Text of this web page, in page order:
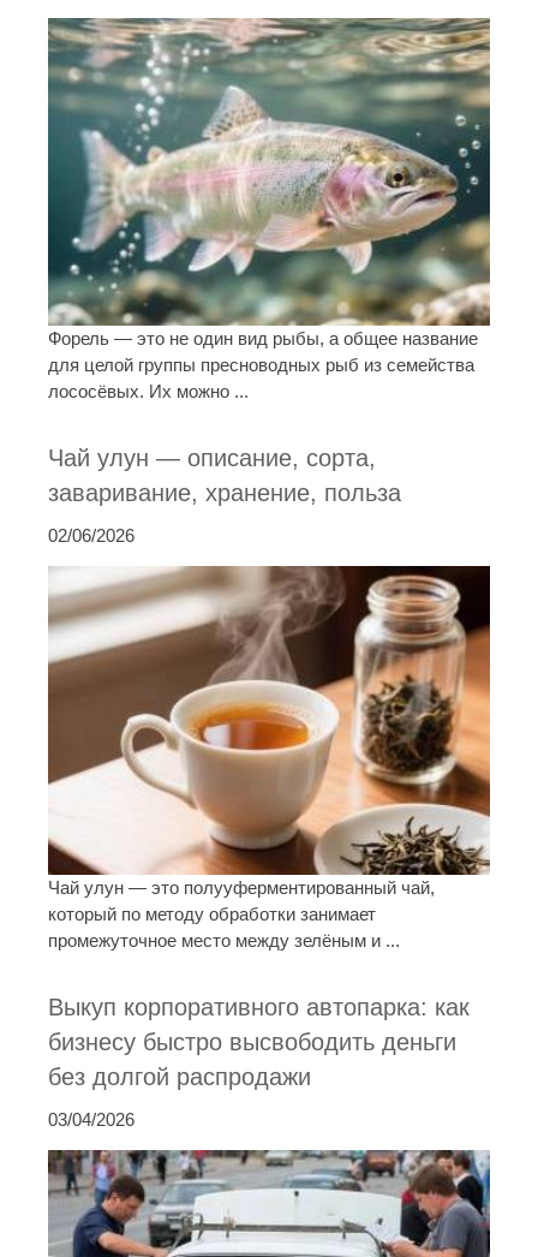
Форель — это не один вид рыбы, а общее название
для целой группы пресноводных рыб из семейства
лососёвых. Их можно ...
Чай улун — описание, сорта,
заваривание, хранение, польза
02/06/2026
Чай улун — это полууферментированный чай,
который по методу обработки занимает
промежуточное место между зелёным и ...
Выкуп корпоративного автопарка: как
бизнесу быстро высвободить деньги
без долгой распродажи
03/04/2026